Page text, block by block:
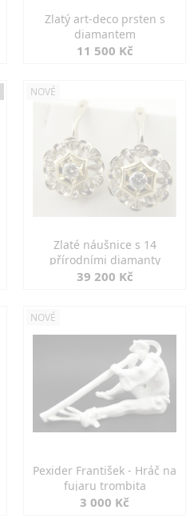
Zlatý art-deco prsten s
diamantem
11 500 Kč
NOVÉ
Zlaté náušnice s 14
přírodními diamanty
39 200 Kč
NOVÉ
Pexider František - Hráč na
fujaru trombita
3 000 Kč